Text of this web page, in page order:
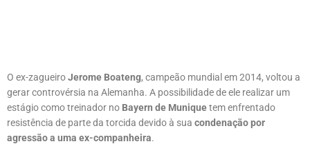
O ex-zagueiroJerome Boateng, campeão mundial em 2014, voltou a
gerar controvérsia na Alemanha. A possibilidade de ele realizar um
estágio como treinador no Bayern de Muniquetem enfrentado
resistência de parte da torcida devido à sua condenação por
agressão a uma ex-companheira.